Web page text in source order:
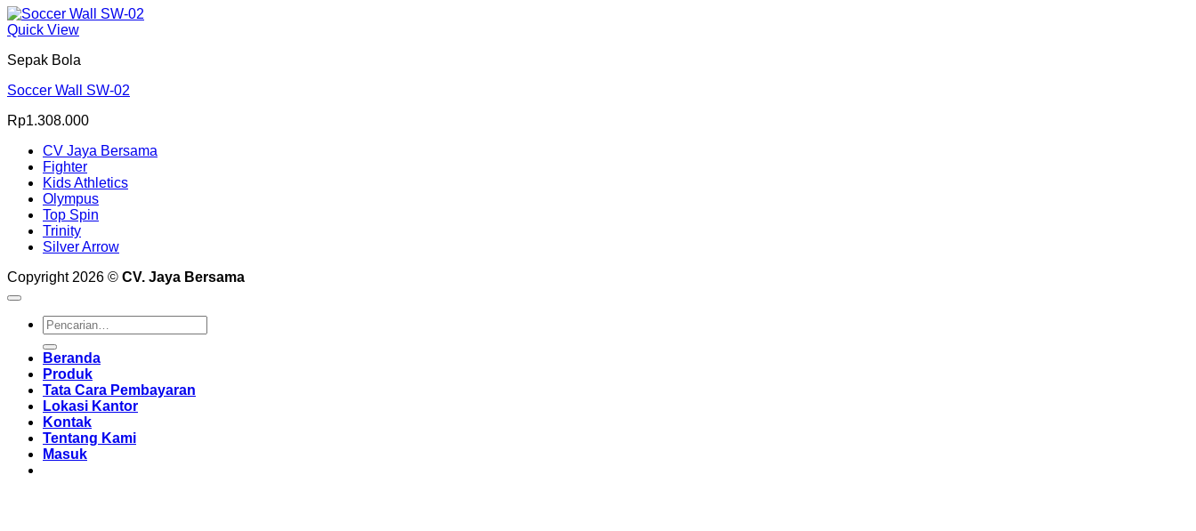
Quick View
Sepak Bola
Soccer Wall SW-02
Rp1.308.000
CV Jaya Bersama
Fighter
Kids Athletics
Olympus
Top Spin
Trinity
Silver Arrow
Copyright 2026 © CV. Jaya Bersama
Pencarian
untuk:
Beranda
Produk
Tata Cara Pembayaran
Lokasi Kantor
Kontak
Tentang Kami
Masuk